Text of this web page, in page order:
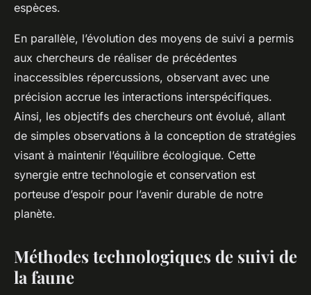
espèces.
En parallèle, l’évolution des moyens de suivi a permis
aux chercheurs de réaliser de précédentes
inaccessibles répercussions, observant avec une
précision accrue les interactions interspécifiques.
Ainsi, les objectifs des chercheurs ont évolué, allant
de simples observations à la conception de stratégies
visant à maintenir l’équilibre écologique. Cette
synergie entre technologie et conservation est
porteuse d’espoir pour l’avenir durable de notre
planète.
Méthodes technologiques de suivi de
la faune